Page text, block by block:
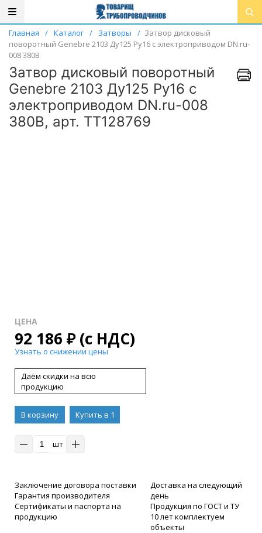
Главная / Каталог / Затворы / Затвор дисковый
поворотный Genebre 2103 Ду125 Ру16 с электроприводом DN.ru-
008 380В
Затвор дисковый поворотный
Genebre 2103 Ду125 Ру16 с
электроприводом DN.ru-008
380В, арт. ТТ128769
ЦЕНА
92 186 ₽(с НДС)
Узнать о снижении цены
Даём скидки на всю
продукцию
В корзину
Купить в 1
шт
Заключение договора поставки
Гарантия производителя
Сертификаты и паспорта на
продукцию
Доставка на следующий
день
Продукция по ГОСТ и ТУ
10 лет комплектуем
объекты